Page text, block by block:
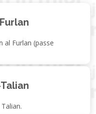
al Furlan (passe